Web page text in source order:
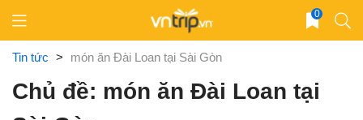
content
0
Tin tức > món ăn Đài Loan tại Sài Gòn
Chủ đề: món ăn Đài Loan tại